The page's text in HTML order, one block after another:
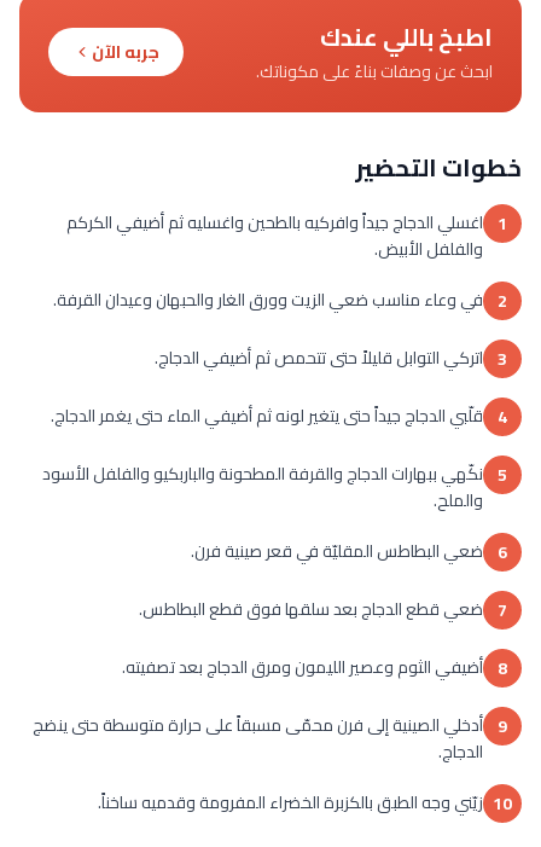
اطبخ باللي عندك
ابحث عن وصفات بناءً على مكوناتك.
جربه الآن
خطوات التحضير
1 اغسلي الدجاج جيداً وافركيه بالطحين واغسليه ثم أضيفي الكركم
والفلفل الأبيض.
2 في وعاء مناسب ضعي الزيت وورق الغار والحبهان وعيدان القرفة.
3 اتركي التوابل قليلاً حتى تتحمص ثم أضيفي الدجاج.
4 قلّبي الدجاج جيداً حتى يتغير لونه ثم أضيفي الماء حتى يغمر الدجاج.
5 نكّهي ببهارات الدجاج والقرفة المطحونة والباربكيو والفلفل الأسود
والملح.
6 ضعي البطاطس المقليّة في قعر صينية فرن.
7 ضعي قطع الدجاج بعد سلقها فوق قطع البطاطس.
8 أضيفي الثوم وعصير الليمون ومرق الدجاج بعد تصفيته.
9 أدخلي الصينية إلى فرن محمّى مسبقاً على حرارة متوسطة حتى ينضج
الدجاج.
10 زيّني وجه الطبق بالكزبرة الخضراء المفرومة وقدميه ساخناً.